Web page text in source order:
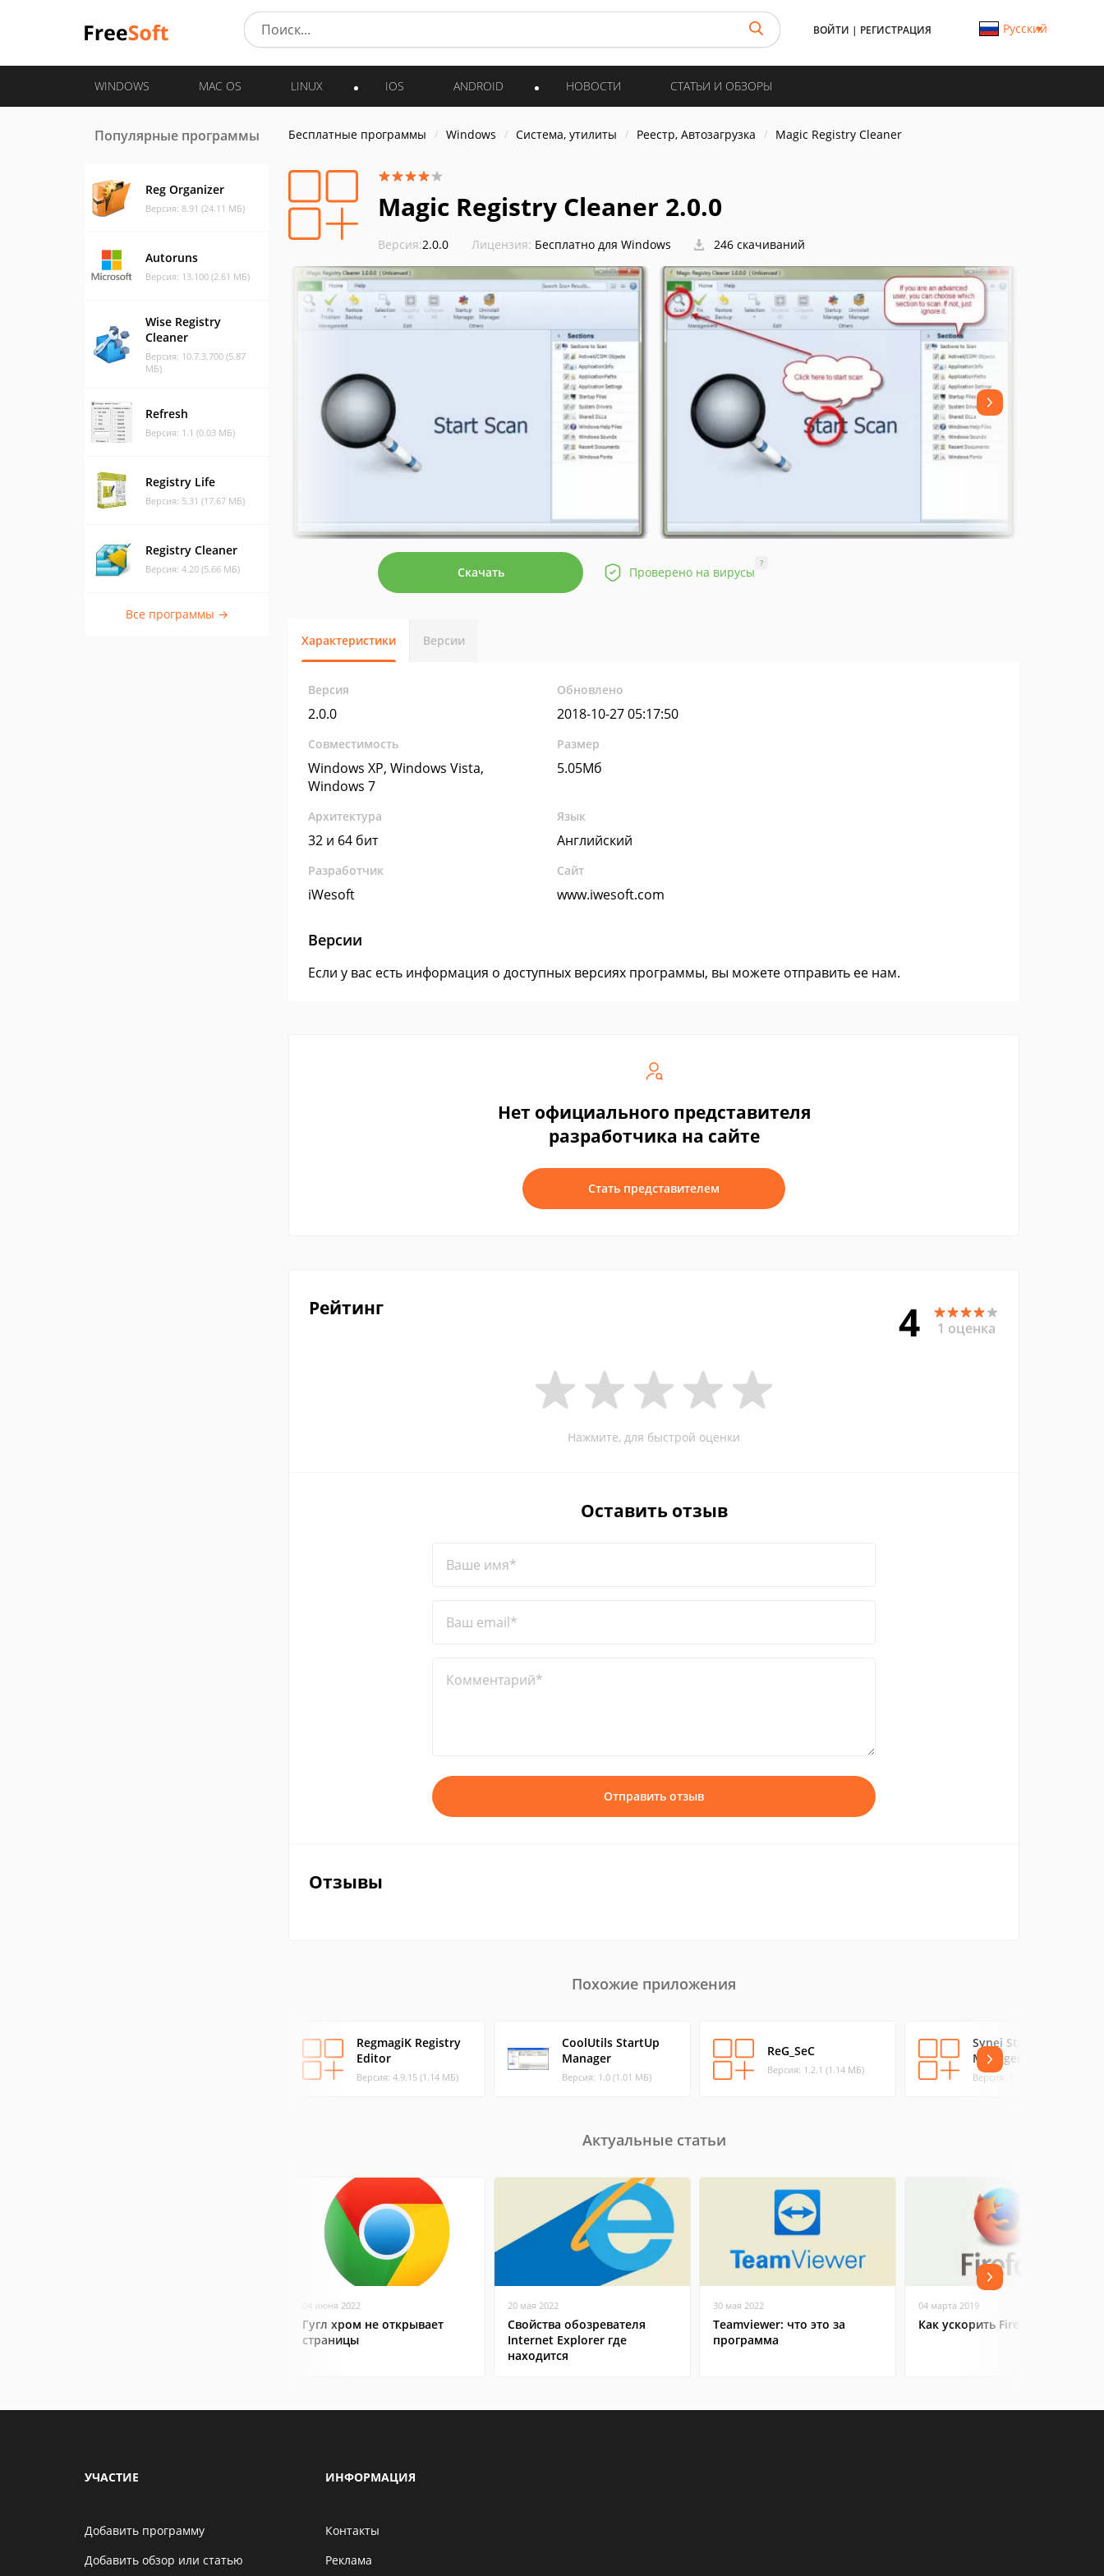
ВОЙТИ | РЕГИСТРАЦИЯ Русский
WINDOWS MAC OS LINUX IOS ANDROID НОВОСТИ СТАТЬИ И ОБЗОРЫ
Популярные программы
Reg Organizer
Версия: 8.91 (24.11 МБ)
Autoruns
Версия: 13.100 (2.61 МБ)
Wise Registry
Cleaner
Версия: 10.7.3.700 (5.87
МБ)
Refresh
Версия: 1.1 (0.03 МБ)
Registry Life
Версия: 5.31 (17.67 МБ)
Registry Cleaner
Версия: 4.20 (5.66 МБ)
Все программы →
Бесплатные программы Windows Система, утилиты Реестр, Автозагрузка Magic Registry Cleaner
Magic Registry Cleaner 2.0.0
Версия:2.0.0 Лицензия: Бесплатно для Windows 246 скачиваний
Скачать Проверено на вирусы
?
Характеристики Версии
Версия
2.0.0
Обновлено
2018-10-27 05:17:50
Совместимость
Windows XP, Windows Vista,
Windows 7
Размер
5.05Мб
Архитектура
32 и 64 бит
Язык
Английский
Разработчик
iWesoft
Сайт
www.iwesoft.com
Версии
Если у вас есть информация о доступных версиях программы, вы можете отправить ее нам.
Нет официального представителя
разработчика на сайте
Стать представителем
Рейтинг 4 1 оценка
Нажмите, для быстрой оценки
Оставить отзыв
Ваше имя*
Ваш email*
Комментарий*
Отправить отзыв
Отзывы
Похожие приложения
RegmagiK Registry
Editor
Версия: 4.9.15 (1.14 МБ)
CoolUtils StartUp
Manager
Версия: 1.0 (1.01 МБ)
ReG_SeC
Версия: 1.2.1 (1.14 МБ)
Synei Startup
Manager
Версия: 1.12 (1.61 МБ)
Актуальные статьи
04 июня 2022
Гугл хром не открывает
страницы
20 мая 2022
Свойства обозревателя
Internet Explorer где
находится
30 мая 2022
Teamviewer: что это за
программа
04 марта 2019
Как ускорить Firefox
УЧАСТИЕ
Добавить программу
Добавить обзор или статью
ИНФОРМАЦИЯ
Контакты
Реклама